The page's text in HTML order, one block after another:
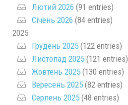
Лютий 2026 (91 entries)
Січень 2026 (84 entries)
2025
Грудень 2025 (122 entries)
Листопад 2025 (121 entries)
Жовтень 2025 (130 entries)
Вересень 2025 (82 entries)
Серпень 2025 (48 entries)